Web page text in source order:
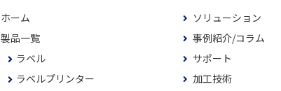
ホーム
製品一覧
ラベル
ラベルプリンター
ソリューション
事例紹介/コラム
サポート
加工技術